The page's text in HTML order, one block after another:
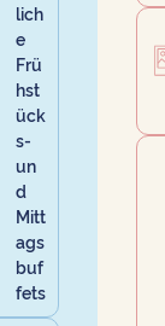
lich
e
Frü
hst
ück
s-
un
d
Mitt
ags
buf
fets